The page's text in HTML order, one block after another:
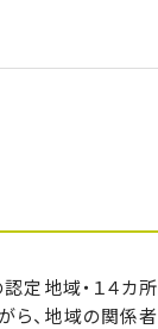
定地域・１４カ所
ら、地域の関係者